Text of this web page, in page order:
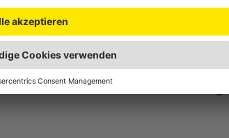
Parkscheine nur noch bis 30.